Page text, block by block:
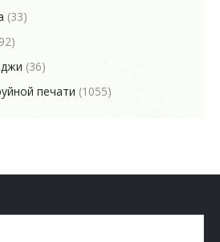
(33)
(36)
печати (1055)